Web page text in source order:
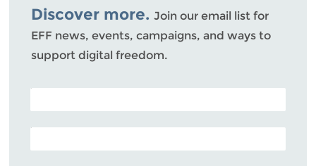
Discover more. Join our email list for
EFF news, events, campaigns, and ways to
support digital freedom.
POSTAL CODE (OPTIONAL)
EMAIL ADDRESS